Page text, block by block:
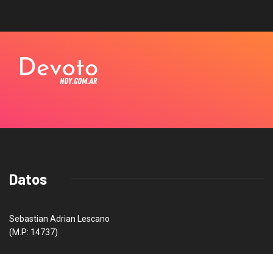
Datos
Sebastian Adrian Lescano
(M.P: 14737)